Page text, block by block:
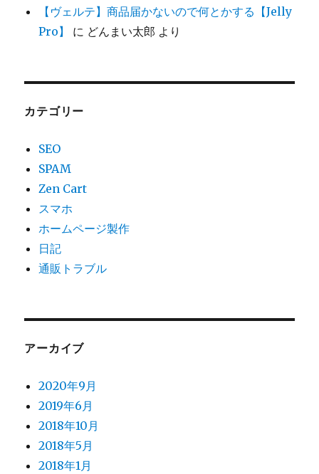
【ヴェルテ】商品届かないので何とかする【Jelly
Pro】
に どんまい太郎 より
カテゴリー
SEO
SPAM
Zen Cart
スマホ
ホームページ製作
日記
通販トラブル
アーカイブ
2020年9月
2019年6月
2018年10月
2018年5月
2018年1月